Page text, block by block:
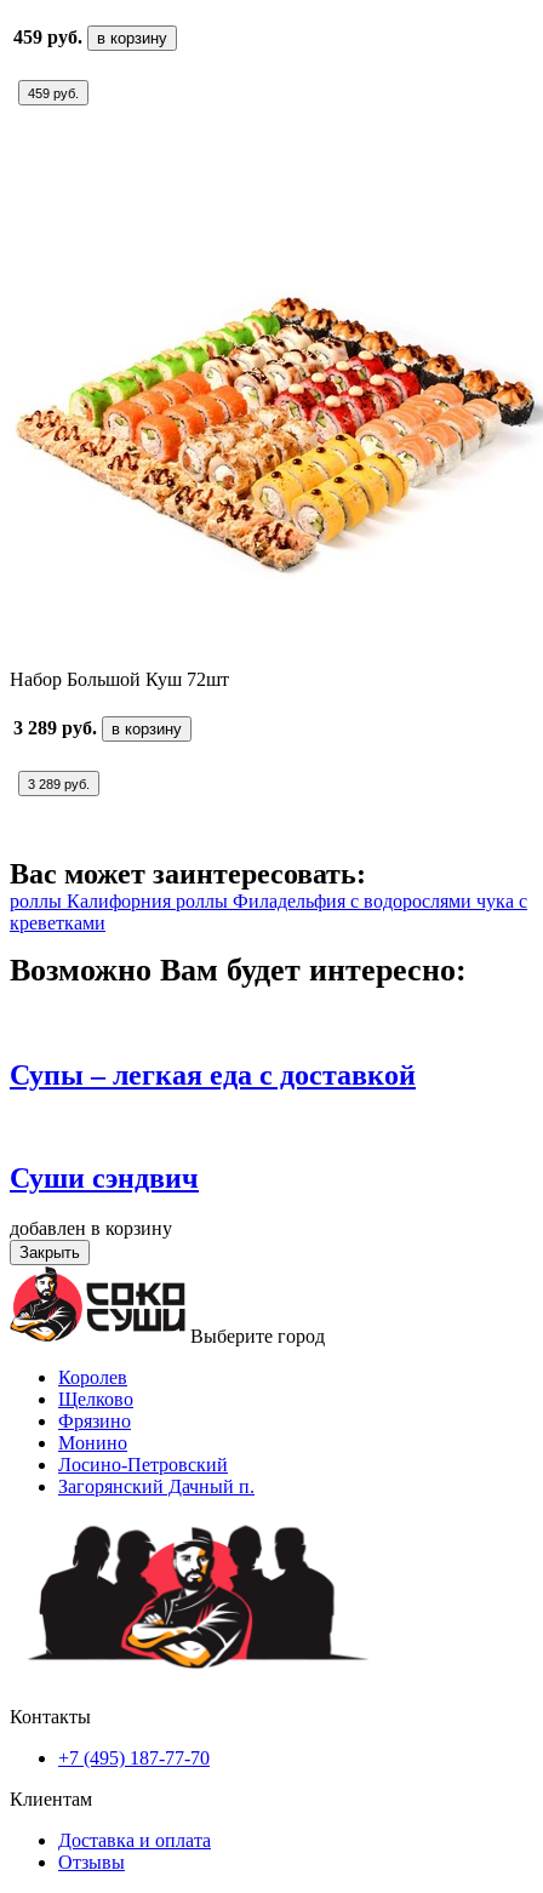
459 руб. в корзину
459 руб.
Набор Большой Куш 72шт
3 289 руб. в корзину
3 289 руб.
Вас может заинтересовать:
роллы Калифорния роллы Филадельфия с водорослями чука с
креветками
Возможно Вам будет интересно:
Супы – легкая еда с доставкой
Суши сэндвич
добавлен в корзину
Закрыть
Выберите город
Королев
Щелково
Фрязино
Монино
Лосино-Петровский
Загорянский Дачный п.
Контакты
+7 (495) 187-77-70
Клиентам
Доставка и оплата
Отзывы